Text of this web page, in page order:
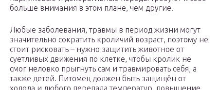
больше внимания в этом плане, чем другие.
Любые заболевания, травмы в период жизни могут
значительно сократить кроличий возраст, поэтому не
стоит рисковать – нужно защитить животное от
суетливых движения по клетке, чтобы кролик не
смог неловко прыгнуть сам и травмировать себя, а
также детей. Питомец должен быть защищён от
холода и любого перепада температур, повышение